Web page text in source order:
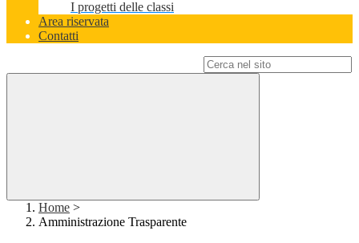
I progetti delle classi
Area riservata
Contatti
Home >
Amministrazione Trasparente